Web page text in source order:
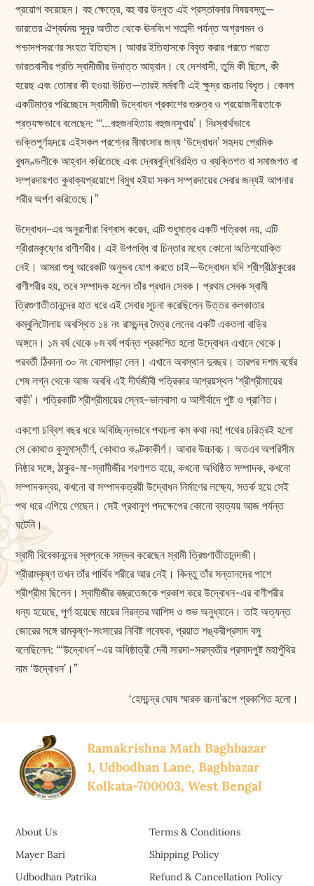
প্রয়োগ করেছেন। বহু ক্ষেত্রে, বহু বার উদ্ধৃত এই প্রস্তাবনার বিষয়বস্তু—
ভারতের ঐশ্বর্যময় সুদূর অতীত থেকে ঊনবিংশ শতাব্দী পর্যন্ত অগ্রগমন ও
পশ্চাদপসরণের সংহত ইতিহাস। আবার ইতিহাসকে বিবৃত করার পরতে পরতে
ভারতবাসীর প্রতি স্বামীজীর উদাত্ত আহ্বান। হে দেশবাসী, তুমি কী ছিলে, কী
হয়েছ এবং তোমার কী হওয়া উচিত—তারই মর্মবাণী এই ক্ষুদ্র রচনায় বিধৃত। কেবল
একটিমাত্র পরিচ্ছেদে স্বামীজী উদ্বোধন প্রকাশের গুরুত্ব ও প্রয়োজনীয়তাকে
প্রত্যক্ষভাবে বলেছেন: “‘…বহুজনহিতায় বহুজনসুখায়’। নিঃস্বার্থভাবে
ভক্তিপূর্ণহৃদয়ে এইসকল প্রশ্নের মীমাংসার জন্য ‘উদ্বোধন’ সহৃদয় প্রেমিক
বুধমণ্ডলীকে আহ্বান করিতেছে এবং দ্বেষবুদ্ধিবিরহিত ও ব্যক্তিগত বা সমাজগত বা
সম্প্রদায়গত কুবাক্যপ্রয়োগে বিমুখ হইয়া সকল সম্প্রদায়ের সেবার জন্যই আপনার
শরীর অর্পণ করিতেছে।”
উদ্বোধন-এর অনুরাগীরা বিশ্বাস করেন, এটি শুধুমাত্র একটি পত্রিকা নয়, এটি
শ্রীরামকৃষ্ণের বাণীশরীর। এই উপলব্ধি বা চিন্তার মধ্যে কোনো অতিশয়োক্তি
নেই। আমরা শুধু আরেকটি অনুভব যোগ করতে চাই—উদ্বোধন যদি শ্রীশ্রীঠাকুরের
বাণীশরীর হয়, তবে সম্পাদক হলেন তাঁর প্রধান সেবক। প্রথম সেবক স্বামী
ত্রিগুণাতীতানন্দের হাত ধরে এই সেবার সূচনা করেছিলেন উত্তর কলকাতার
কম্বুলিটোলায় অবস্থিত ১৪ নং রামচন্দ্র মৈত্র লেনের একটি একতলা বাড়ির
অঙ্গনে। ১ম বর্ষ থেকে ৮ম বর্ষ পর্যন্ত প্রকাশিত হলো উদ্বোধন এখানে থেকে।
পরবর্তী ঠিকানা ৩০ নং বোসপাড়া লেন। এখানে অবস্থান দুবছর। তারপর দশম বর্ষের
শেষ লগ্ন থেকে আজ অবধি এই দীর্ঘজীবী পত্রিকার আশ্রয়স্থল ‘শ্রীশ্রীমায়ের
বাড়ী’। পত্রিকাটি শ্রীশ্রীমায়ের স্নেহ-ভালবাসা ও আশীর্বাদে পুষ্ট ও প্রাণিত।
একশো চব্বিশ বছর ধরে অবিচ্ছিন্নভাবে পথচলা কম কথা নয়! পথের চরিত্রই হলো
সে কোথাও কুসুমাস্তীর্ণ, কোথাও কণ্টকাকীর্ণ। আবার উচ্চাবচ। অতএব অপরিসীম
নিষ্ঠার সঙ্গে, ঠাকুর-মা-স্বামীজীর শরণাগত হয়ে, কখনো অধিষ্ঠিত সম্পাদক, কখনো
সম্পাদকদ্বয়, কখনো বা সম্পাদকত্রয়ী উদ্বোধন নির্মাণের লক্ষ্যে, সতর্ক হয়ে সেই
পথ ধরে এগিয়ে গেছেন। সেই প্রথানুগ পদক্ষেপের কোনো ব্যত্যয় আজ পর্যন্ত
ঘটেনি।
স্বামী বিবেকানন্দের স্বপ্নকে সম্ভব করেছেন স্বামী ত্রিগুণাতীতানন্দজী।
শ্রীরামকৃষ্ণ তখন তাঁর পার্থিব শরীরে আর নেই। কিন্তু তাঁর সন্তানদের পাশে
শ্রীশ্রীমা ছিলেন। স্বামীজীর বজ্রতেজকে প্রকাশ করে উদ্বোধন-এর বাণীশরীর
ধন্য হয়েছে, পূর্ণ হয়েছে মায়ের নিরন্তর আশিস ও শুভ অনুধ্যানে। তাই অত্যন্ত
জোরের সঙ্গে রামকৃষ্ণ-সংসারের নিবিষ্ট গবেষক, প্রয়াত শঙ্করীপ্রসাদ বসু
বলেছিলেন: “‘উদ্বোধন’-এর অধিষ্ঠাত্রী দেবী সারদা-সরস্বতীর প্রসাদপুষ্ট মহাপুঁথির
নাম ‘উদ্বোধন’।”
‘হেমচন্দ্র ঘোষ স্মারক রচনা’রূপে প্রকাশিত হলো।
Ramakrishna Math Baghbazar
1, Udbodhan Lane, Baghbazar
Kolkata-700003, West Bengal
About Us
Mayer Bari
Udbodhan Patrika
Terms & Conditions
Shipping Policy
Refund & Cancellation Policy